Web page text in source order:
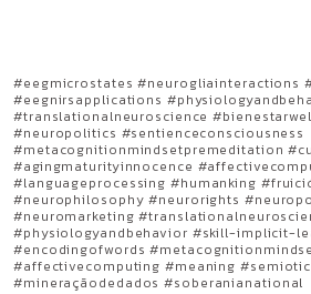
#eegmicrostates #neurogliainteractions
#eegnirsapplications
#translationalneuroscience
#neuropolitics #sentienceconsciousness
#metacognitionmindsetpremeditation
#agingmaturityinnocence
#languageprocessing #humanking
#neurophilosophy #neurorights
#neuromarketing
#physiologyandbehavior #skill-implicit-
#encodingofwords
#affectivecomputing #meaning
#mineraçãodedados #soberanianational